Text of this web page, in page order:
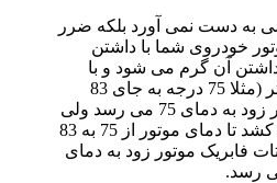
به دست نمی آورد بلکه ضرر
خودروی شما با داشتن
آن گرم می شود و با
نصب ترموستات با دمای پایینتر (مثلا 75 درجه به جای 83
درجه برای 405) در واقع موتور زود به دمای 75 می رسد ولی
مدت زمان بیشتری طول می کشد تا دمای موتور از 75 به 83
فابریک موتور زود به دمای